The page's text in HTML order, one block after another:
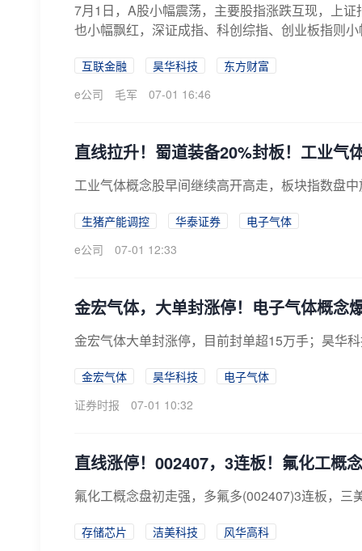
7月1日，A股小幅震荡，主要股指涨跌互现，上
也小幅飘红，深证成指、科创综指、创业板指则
互联金融 昊华科技
东方财富
e公司
毛军 07-01 16:46
直线拉升！蜀道装备20%封板！工业气
工业气体概念股早间继续高开高走，板块指数盘
生猪产能调控 华泰证券
电子气体
e公司
07-01 12:33
金宏气体，大单封涨停！电子气体概念
金宏气体大单封涨停，目前封单超15万手；昊华
金宏气体 昊华科技
电子气体
证券时报
07-01 10:32
直线涨停！002407，3连板！氟化工概
氟化工概念盘初走强，多氟多(002407)3连板，
存储芯片 洁美科技
风华高科